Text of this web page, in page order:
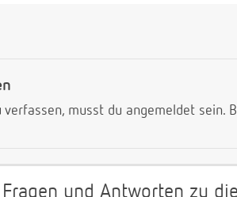
musst du angemeldet sein.
Fragen und Antworten zu